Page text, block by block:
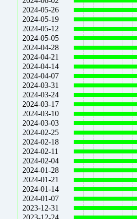
2024-05-26
2024-05-19
2024-05-12
2024-05-05
2024-04-28
2024-04-21
2024-04-14
2024-04-07
2024-03-31
2024-03-24
2024-03-17
2024-03-10
2024-03-03
2024-02-25
2024-02-18
2024-02-11
2024-02-04
2024-01-28
2024-01-21
2024-01-14
2024-01-07
2023-12-31
2023-12-24